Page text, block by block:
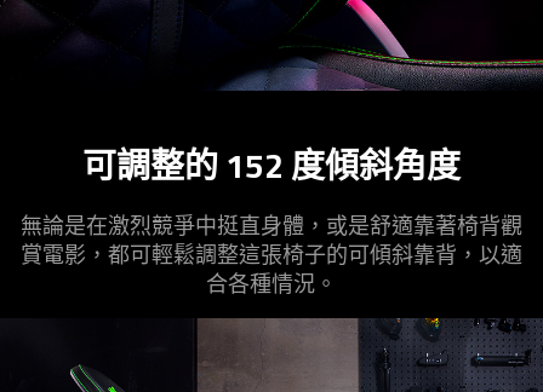
可調整的 152 度傾斜角度
無論是在激烈競爭中挺直身體，或是舒適靠著椅背觀
賞電影，都可輕鬆調整這張椅子的可傾斜靠背，以適
合各種情況。